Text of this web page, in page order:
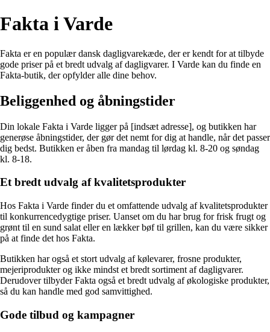
Fakta i Varde
Fakta er en populær dansk dagligvarekæde, der er kendt for at tilbyde
gode priser på et bredt udvalg af dagligvarer. I Varde kan du finde en
Fakta-butik, der opfylder alle dine behov.
Beliggenhed og åbningstider
Din lokale Fakta i Varde ligger på [indsæt adresse], og butikken har
generøse åbningstider, der gør det nemt for dig at handle, når det passer
dig bedst. Butikken er åben fra mandag til lørdag kl. 8-20 og søndag
kl. 8-18.
Et bredt udvalg af kvalitetsprodukter
Hos Fakta i Varde finder du et omfattende udvalg af kvalitetsprodukter
til konkurrencedygtige priser. Uanset om du har brug for frisk frugt og
grønt til en sund salat eller en lækker bøf til grillen, kan du være sikker
på at finde det hos Fakta.
Butikken har også et stort udvalg af kølevarer, frosne produkter,
mejeriprodukter og ikke mindst et bredt sortiment af dagligvarer.
Derudover tilbyder Fakta også et bredt udvalg af økologiske produkter,
så du kan handle med god samvittighed.
Gode tilbud og kampagner